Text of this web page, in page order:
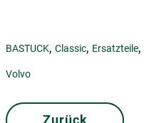
BASTUCK, Classic, Ersatzteile,
Volvo
Zurück